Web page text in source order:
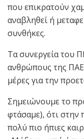
που επικρατούν
αναβληθεί ή
συνθήκες.
Τα συνεργεία του
ανθρώπους της ΠΑΕ
μέρες για την
Σημειώνουμε το
φτάσαμε), ότι στην
πολύ πιο ήπιες